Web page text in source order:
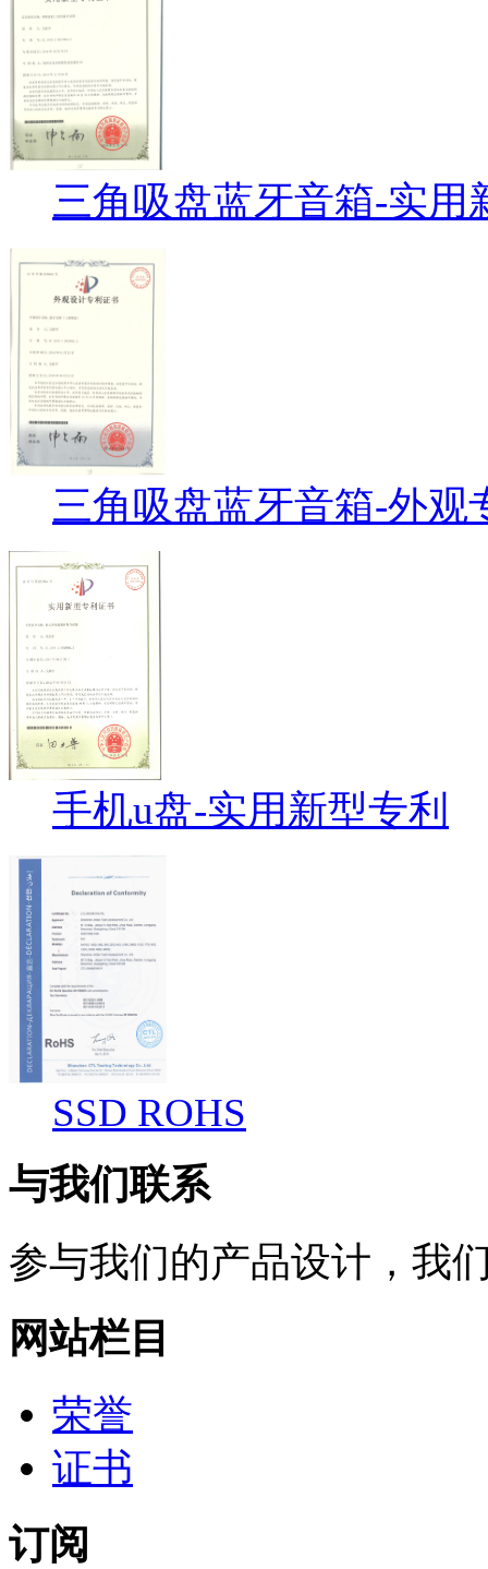
三角吸盘蓝牙音箱-实用
三角吸盘蓝牙音箱-外观
手机u盘-实用新型专利
SSD ROHS
与我们联系
参与我们的产品设计，我
网站栏目
荣誉
证书
订阅